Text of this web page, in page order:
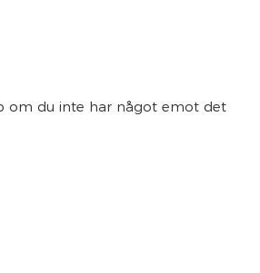
om du inte har något emot det